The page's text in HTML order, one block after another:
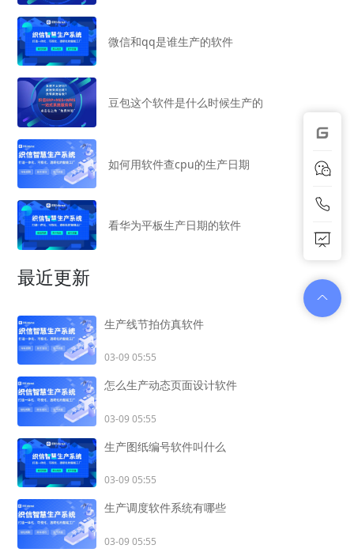
微信和qq是谁生产的软件
豆包这个软件是什么时候生产的
如何用软件查cpu的生产日期
看华为平板生产日期的软件
最近更新
生产线节拍仿真软件
03-09 05:55
怎么生产动态页面设计软件
03-09 05:55
生产图纸编号软件叫什么
03-09 05:55
生产调度软件系统有哪些
03-09 05:55